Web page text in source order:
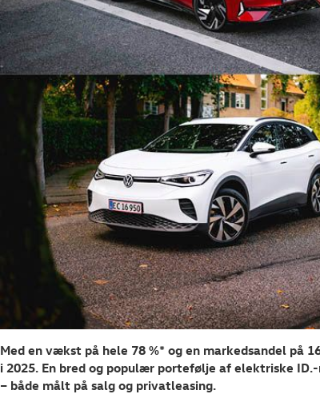
Med en vækst på hele 78 %* og en markedsandel på
i 2025. En bred og populær portefølje af elektriske
– både målt på salg og privatleasing.